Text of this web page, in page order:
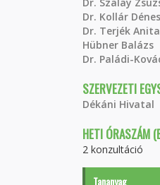
Dr. Kollár Dénes
Dr. Terjék Anita
Hübner Balázs
Dr. Paládi-
SZERVEZETI
Dékáni Hivatal
HETI ÓRASZÁM
2 konzultáció
Tananyag